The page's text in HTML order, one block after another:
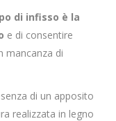
di infisso è la
e di consentire
mancanza di
di un apposito
realizzata in legno